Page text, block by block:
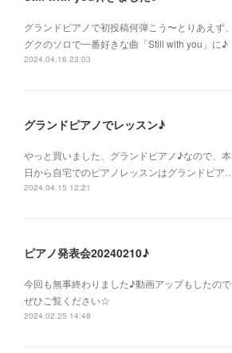
グランドピアノで初投稿何弾こう〜とりあえず、
グクのソロで一番好きな曲「Still with you」に♪
2024.04.16 23:03
グランドピアノでレッスン♪
やっと買いました、グランドピアノ♪なので、本
日から自宅でのピアノレッスンはグランドピア…
2024.04.15 12:21
ピアノ発表会20240210♪
今回も無事終わりました♪動画アップもしたので
ぜひご覧ください☆
2024.02.25 14:48